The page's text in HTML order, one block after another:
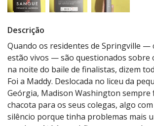
Descrição
Quando os residentes de Springville —
estão vivos — são questionados sobre
na noite do baile de finalistas, dizem
Foi a Maddy. Deslocada no liceu da
Geórgia, Madison Washington sempre
chacota para os seus colegas, algo
silêncio porque tinha problemas mais